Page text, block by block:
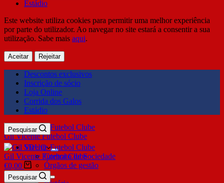
Estádio
Este website utiliza cookies para permitir uma melhor experiência
por parte do utilizador. Ao navegar no site estará a consentir a sua
utilização. Sabe mais aqui.
Aceitar Rejeitar
Descontos exclusivos
Inscrição de sócio
Loja Online
Corrida dos Galos
Estádio
Gil Vicente Futebol Clube
Pesquisar
SDUQ
Contrato de Sociedade
Órgãos de gestão
Clube
Gil Vicente Futebol Clube
€0,00
Pesquisar